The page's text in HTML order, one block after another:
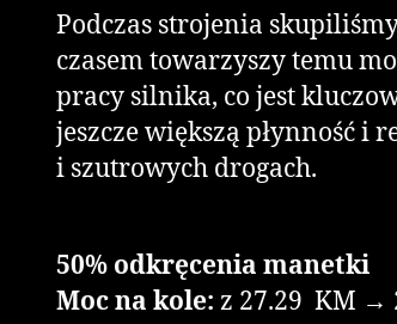
Podczas strojenia
czasem towarzyszy temu
pracy silnika, co jest
jeszcze większą płynność i
i szutrowych drogach.
50% odkręcenia manetki
Moc na kole: z 27.29 KM →